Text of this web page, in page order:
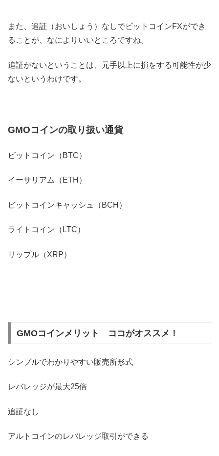
また、追証（おいしょう）なしでビットコインFXができ
ることが、なによりいいところですね。
追証がないということは、元手以上に損をする可能性が少
ないというわけです。
GMOコインの取り扱い通貨
ビットコイン（BTC）
イーサリアム（ETH）
ビットコインキャッシュ（BCH）
ライトコイン（LTC）
リップル（XRP）
GMOコインメリット ココがオススメ！
シンプルでわかりやすい販売所形式
レバレッジが最大25倍
追証なし
アルトコインのレバレッジ取引ができる